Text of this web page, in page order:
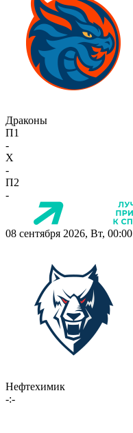
Драконы
П1
-
X
-
П2
-
08 сентября 2026, Вт, 00:00
Нефтехимик
-:-